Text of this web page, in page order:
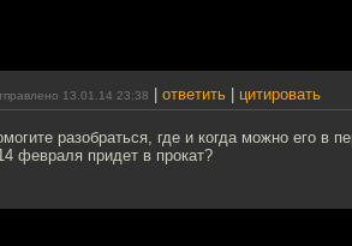
13.01.14 23:38 ответить цитировать
разобраться, где и когда можно его в
февраля придет в прокат?